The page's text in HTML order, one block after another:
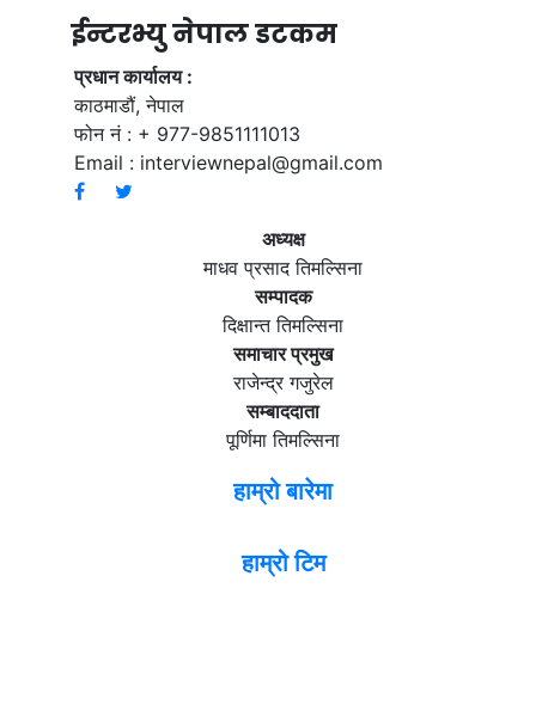
ईन्टरभ्यु नेपाल डटकम
प्रधान कार्यालय :
काठमाडौं, नेपाल
फोन नं : + 977-9851111013
Email : interviewnepal@gmail.com
अध्यक्ष
माधव प्रसाद तिमल्सिना
सम्पादक
दिक्षान्त तिमल्सिना
समाचार प्रमुख
राजेन्द्र गजुरेल
सम्बाददाता
पूर्णिमा तिमल्सिना
हाम्रो बारेमा
हाम्रो टिम